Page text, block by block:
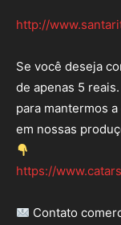
http://
Se você deseja
de apenas 5
para mantermos
em nossas
https://
Contato